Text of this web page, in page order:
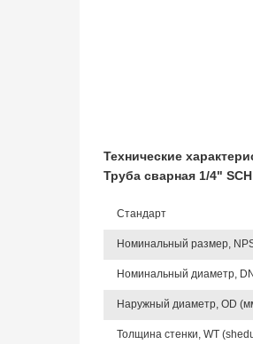
Технические
Труба сварная 1/4"
Стандарт
Номинальный размер,
Номинальный диаметр, DN
Наружный диаметр, OD
Толщина стенки, WT